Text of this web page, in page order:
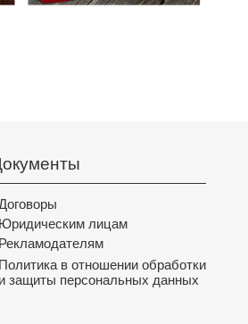
Юридическим лицам
Рекламодателям
Политика в отношении обработки
и защиты персональных данных